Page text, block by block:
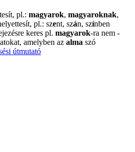
pl.: magyarok, magyaroknak,
pl.: szent, szán, színben
keres pl. magyarok-ra nem -
amelyben az alma szó
útmutató